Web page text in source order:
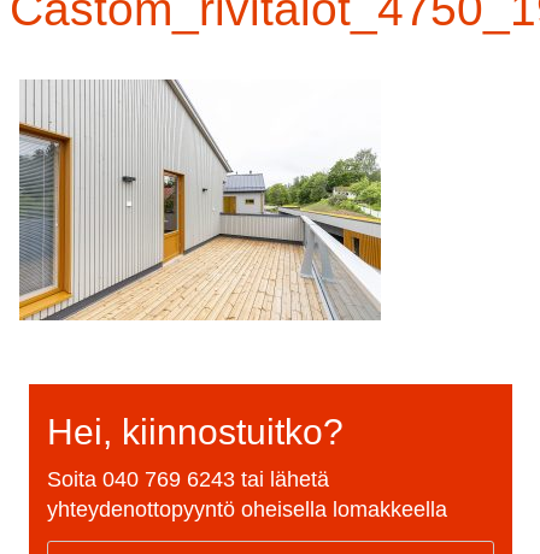
Hei, kiinnostuitko?
Soita 040 769 6243tai lähetä
yhteydenottopyyntö oheisella lomakkeella